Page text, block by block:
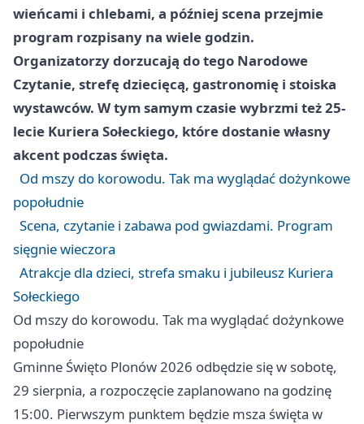
wieńcami i chlebami, a później scena przejmie
program rozpisany na wiele godzin.
Organizatorzy dorzucają do tego Narodowe
Czytanie, strefę dziecięcą, gastronomię i stoiska
wystawców. W tym samym czasie wybrzmi też 25-
lecie Kuriera Sołeckiego, które dostanie własny
akcent podczas święta.
Od mszy do korowodu. Tak ma wyglądać dożynkowe
popołudnie
Scena, czytanie i zabawa pod gwiazdami. Program
sięgnie wieczora
Atrakcje dla dzieci, strefa smaku i jubileusz Kuriera
Sołeckiego
Od mszy do korowodu. Tak ma wyglądać dożynkowe
popołudnie
Gminne Święto Plonów 2026 odbędzie się w sobotę,
29 sierpnia, a rozpoczęcie zaplanowano na godzinę
15:00. Pierwszym punktem będzie msza święta w